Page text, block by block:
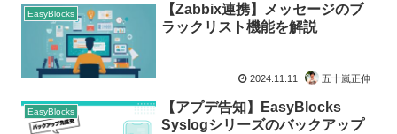
EasyBlocks
【Zabbix連携】メッセージのブ
ラックリスト機能を解説
2024.11.11 五十嵐正伸
EasyBlocks
【アプデ告知】EasyBlocks
Syslogシリーズのバックアップ